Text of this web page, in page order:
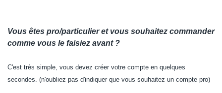
Vous êtes pro/particulier et vous souhaitez commander
comme vous le faisiez avant ?
C'est très simple, vous devez créer votre compte en quelques
secondes. (n'oubliez pas d'indiquer que vous souhaitez un compte pro)